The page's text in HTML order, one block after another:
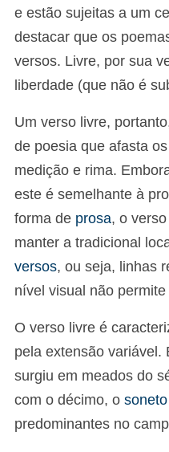
e estão sujeitas a um
destacar que os
versos. Livre, por sua
liberdade (que não é
Um verso livre,
de poesia que afasta
medição e rima.
este é semelhante à
forma de prosa, o
manter a tradicional
versos, ou seja, linhas
nível visual não
O verso livre é
pela extensão variável.
surgiu em meados do
com o décimo, o soneto
predominantes no